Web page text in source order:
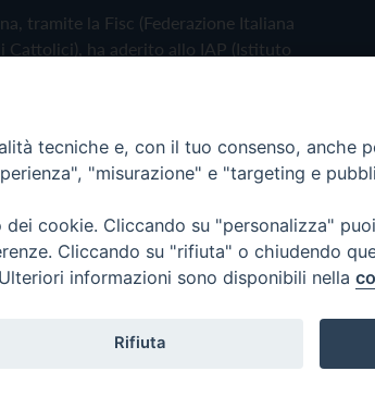
tramite la Fisc (Federazione Italiana
Cattolici), ha aderito allo IAP (Istituto
Cookie Policy
tecniche e, con il tuo consenso, anche
"misurazione" e "targeting e
cookie. Cliccando su "personalizza"
Cliccando su "rifiuta" o chiudendo
informazioni sono disponibili nella
Rifiuta